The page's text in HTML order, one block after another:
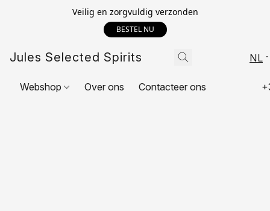
Veilig en zorgvuldig verzonden
BESTEL NU
Jules Selected Spirits NL
Webshop Over ons Contacteer ons